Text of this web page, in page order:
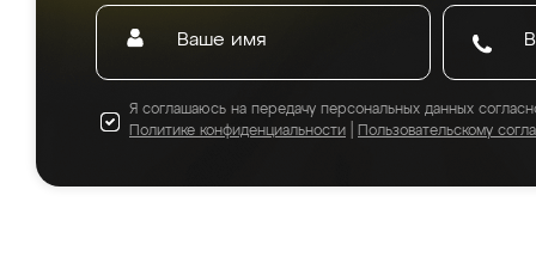
Я соглашаюсь на передачу персональных данных
Политике конфиденциальности
Пользовательскому